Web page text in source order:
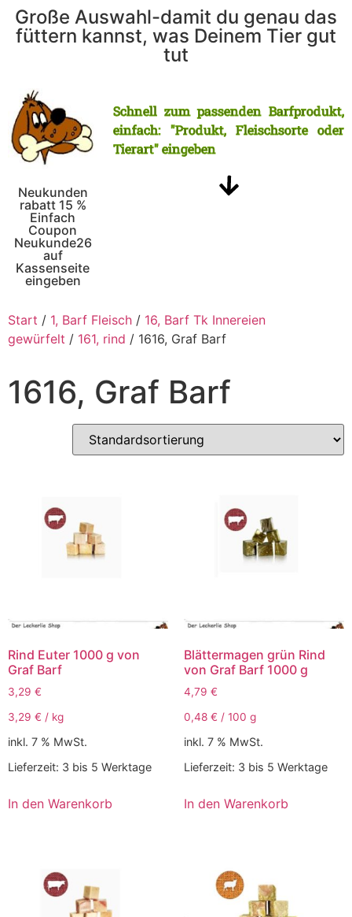
Große Auswahl-damit du genau das
füttern kannst, was Deinem Tier gut
tut
Neukunden
rabatt 15 %
Einfach
Coupon
Neukunde26
auf
Kassenseite
eingeben
Schnell zum passenden Barfprodukt,
einfach: "Produkt, Fleischsorte oder
Tierart" eingeben
Start / 1, Barf Fleisch / 16, Barf Tk Innereien
gewürfelt / 161, rind / 1616, Graf Barf
1616, Graf Barf
Rind Euter 1000 g von
Graf Barf
3,29 €
3,29 € / kg
inkl. 7 % MwSt.
Lieferzeit: 3 bis 5 Werktage
In den Warenkorb
Blättermagen grün Rind
von Graf Barf 1000 g
4,79 €
0,48 € / 100 g
inkl. 7 % MwSt.
Lieferzeit: 3 bis 5 Werktage
In den Warenkorb